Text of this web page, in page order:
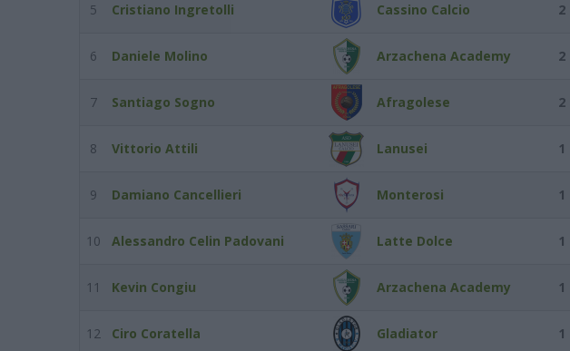
5 Cristiano Ingretolli Cassino Calcio 2
6 Daniele Molino Arzachena Academy 2
7 Santiago Sogno Afragolese 2
8 Vittorio Attili Lanusei 1
9 Damiano Cancellieri Monterosi 1
10 Alessandro Celin Padovani Latte Dolce 1
11 Kevin Congiu Arzachena Academy 1
12 Ciro Coratella Gladiator 1